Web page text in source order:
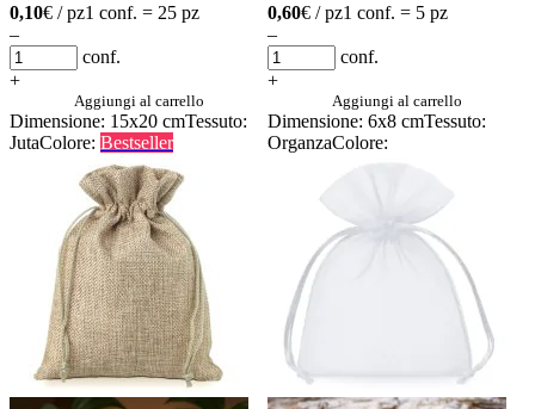
0,10€ / pz1 conf. = 25 pz
–
conf.
+
Aggiungi al carrello
0,60€ / pz1 conf. = 5 pz
–
conf.
+
Aggiungi al carrello
Dimensione: 15x20 cmTessuto:
JutaColore: Bestseller
Dimensione: 6x8 cmTessuto:
OrganzaColore: